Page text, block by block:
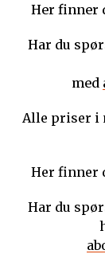
Her finner
Har du
med
Alle priser i
Her finner
Har du